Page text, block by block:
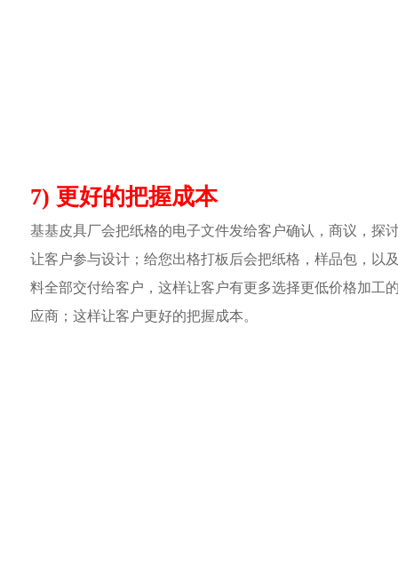
7) 更好的把握成本
基基皮具厂会把纸格的电子文件发给客户确认，商议，探
让客户参与设计；给您出格打板后会把纸格，样品包，以
料全部交付给客户，这样让客户有更多选择更低价格加工
应商；这样让客户更好的把握成本。